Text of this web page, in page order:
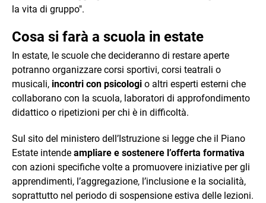
la vita di gruppo".
Cosa si farà a scuola in estate
In estate, le scuole che decideranno di restare aperte
potranno organizzare corsi sportivi, corsi teatrali o
musicali, incontri con psicologi o altri esperti esterni che
collaborano con la scuola, laboratori di approfondimento
didattico o ripetizioni per chi è in difficoltà.
Sul sito del ministero dell’Istruzione si legge che il Piano
Estate intende ampliare e sostenere l’offerta formativa
con azioni specifiche volte a promuovere iniziative per gli
apprendimenti, l’aggregazione, l’inclusione e la socialità,
soprattutto nel periodo di sospensione estiva delle lezioni.